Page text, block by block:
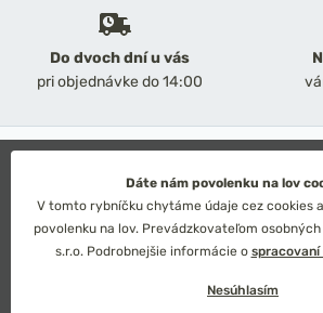
Do dvoch dní u vás
pri objednávke do 14:00
Obchodné podmienky
Ochrana osobných údajov
Technické riešenie: Simplia
Strategický dizajn: Petr
Dáte nám povolenku na lov
V tomto rybníčku chytáme údaje cez cookies
povolenku na lov. Prevádzkovateľom
s.r.o. Podrobnejšie informácie o spracovaní
Nesúhlasím